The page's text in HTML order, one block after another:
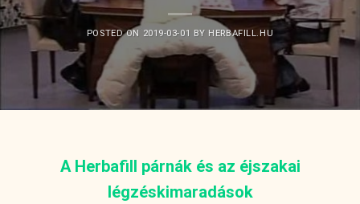
POSTED ON 2019-03-01 BY HERBAFILL.HU
A Herbafill párnák és az éjszakai
légzéskimaradások